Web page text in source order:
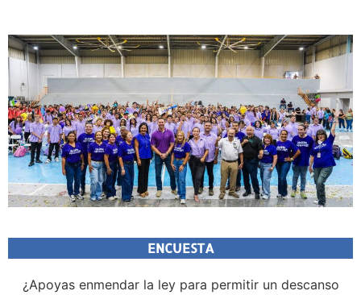
ENCUESTA
¿Apoyas enmendar la ley para permitir un descanso